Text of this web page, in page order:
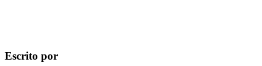
Escrito por